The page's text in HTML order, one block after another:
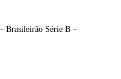
Brasileirão Série B –